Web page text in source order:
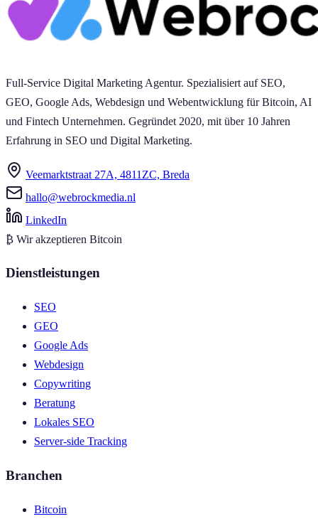
Full-Service Digital Marketing Agentur. Spezialisiert auf SEO,
GEO, Google Ads, Webdesign und Webentwicklung für Bitcoin, AI
und Fintech Unternehmen. Gegründet 2020, mit über 10 Jahren
Erfahrung in SEO und Digital Marketing.
Veemarktstraat 27A, 4811ZC, Breda
hallo@webrockmedia.nl
LinkedIn
₿ Wir akzeptieren Bitcoin
Dienstleistungen
SEO
GEO
Google Ads
Webdesign
Copywriting
Beratung
Lokales SEO
Server-side Tracking
Branchen
Bitcoin